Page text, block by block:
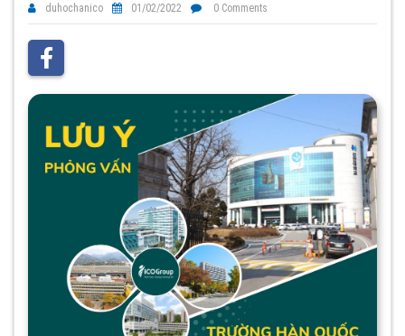
duhochanico 01/02/2022 0 Comments